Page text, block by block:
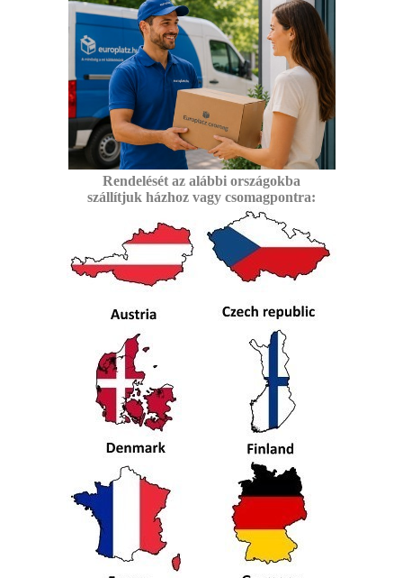
Rendelését az alábbi országokba
szállítjuk házhoz vagy csomagpontra: